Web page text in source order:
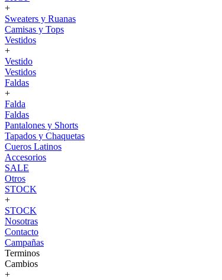
+
Sweaters y Ruanas
Camisas y Tops
Vestidos
+
Vestido
Vestidos
Faldas
+
Falda
Faldas
Pantalones y Shorts
Tapados y Chaquetas
Cueros Latinos
Accesorios
SALE
Otros
STOCK
+
STOCK
Nosotras
Contacto
Campañas
Terminos
Cambios
+